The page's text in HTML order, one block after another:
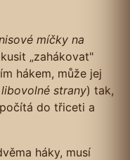
míčky na
„zahákovat"
hákem, může jej
strany) tak,
do třiceti a
háky, musí